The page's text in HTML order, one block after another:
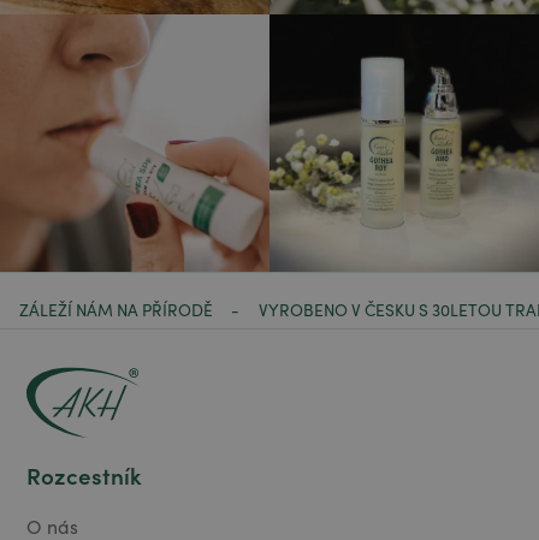
ZÁLEŽÍ NÁM NA PŘÍRODĚ - VYROBENO V ČESKU S 30LETOU
Rozcestník
O nás